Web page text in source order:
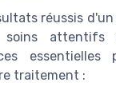
réussis
soins attentifs
essentielles
traitement :